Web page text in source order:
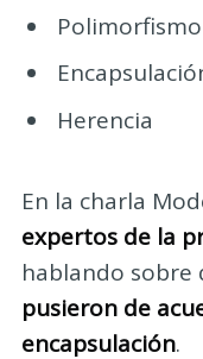
Polimorfismo
Herencia
En la charla
expertos de la
hablando sobre
pusieron de
encapsulación.